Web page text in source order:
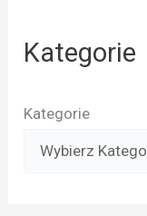
Kategorie
Kategorie